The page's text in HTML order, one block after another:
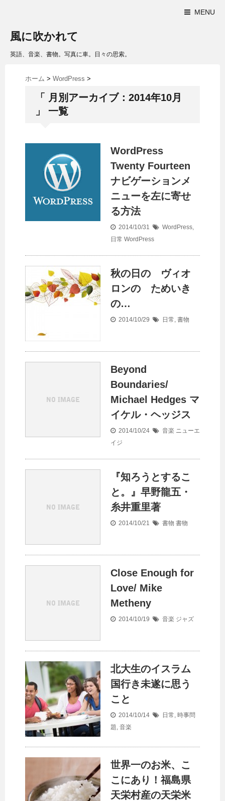
MENU
風に吹かれて
英語、音楽、書物。写真に車。日々の思索。
ホーム > WordPress >
「 月別アーカイブ：2014年10月
」 一覧
WordPress
Twenty Fourteen
ナビゲーションメ
ニューを左に寄せ
る方法
2014/10/31 WordPress,
日常 WordPress
秋の日の ヴィオ
ロンの ためいき
の…
2014/10/29 日常, 書物
Beyond
Boundaries/
Michael Hedges マ
イケル・ヘッジス
2014/10/24 音楽 ニューエ
イジ
『知ろうとするこ
と。』早野龍五・
糸井重里著
2014/10/21 書物 書物
Close Enough for
Love/ Mike
Metheny
2014/10/19 音楽 ジャズ
北大生のイスラム
国行き未遂に思う
こと
2014/10/14 日常, 時事問
題, 音楽
世界一のお米、こ
こにあり！福島県
天栄村産の天栄米